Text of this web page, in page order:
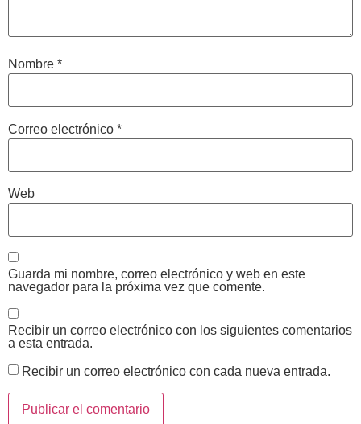
Nombre *
Correo electrónico *
Web
Guarda mi nombre, correo electrónico y web en este
navegador para la próxima vez que comente.
Recibir un correo electrónico con los siguientes comentarios
a esta entrada.
Recibir un correo electrónico con cada nueva entrada.